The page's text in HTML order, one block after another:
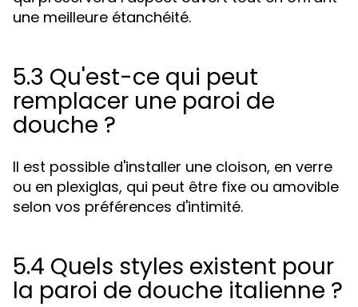
une meilleure étanchéité.
5.3 Qu'est-ce qui peut
remplacer une paroi de
douche ?
Il est possible d'installer une cloison, en verre
ou en plexiglas, qui peut être fixe ou amovible
selon vos préférences d'intimité.
5.4 Quels styles existent pour
la paroi de douche italienne ?